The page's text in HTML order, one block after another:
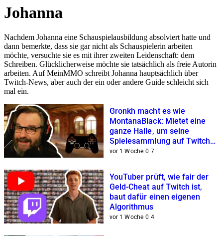
Johanna
Nachdem Johanna eine Schauspielausbildung absolviert hatte und
dann bemerkte, dass sie gar nicht als Schauspielerin arbeiten
möchte, versuchte sie es mit ihrer zweiten Leidenschaft: dem
Schreiben. Glücklicherweise möchte sie tatsächlich als freie Autorin
arbeiten. Auf MeinMMO schreibt Johanna hauptsächlich über
Twitch-News, aber auch der ein oder andere Guide schleicht sich
mal ein.
Gronkh macht es wie
MontanaBlack: Mietet eine
ganze Halle, um seine
Spielesammlung auf Twitch
zu zeigen
vor 1 Woche 0 7
YouTuber prüft, wie fair der
Geld-Cheat auf Twitch ist,
baut dafür einen eigenen
Algorithmus
vor 1 Woche 0 4